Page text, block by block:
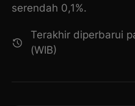
serendah 0,1%.
Terakhir diperbarui
(WIB)